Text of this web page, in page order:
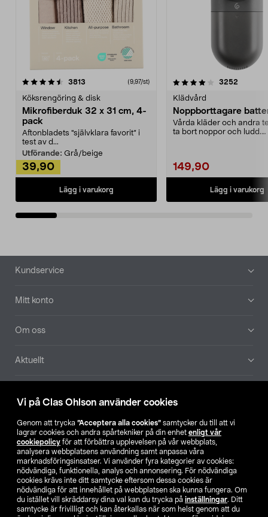
Vi på Clas Ohlson använder cookies
Genom att trycka ”Acceptera alla cookies” samtycker du till att vi
lagrar cookies och andra spårtekniker på din enhet enligt vår
cookiepolicy för att förbättra upplevelsen på vår webbplats,
analysera webbplatsens användning samt anpassa våra
marknadsföringsinsatser. Vi använder fyra kategorier av cookies:
nödvändiga, funktionella, analys och annonsering. För nödvändiga
cookies krävs inte ditt samtycke eftersom dessa cookies är
nödvändiga för att innehållet på webbplatsen ska kunna fungera. Om
du istället vill skräddarsy dina val kan du trycka på inställningar. Ditt
samtycke är frivilligt och kan återkallas när som helst genom att du
3813 (9,97/st)
Köksrengöring & disk
Mikrofiberduk 32 x 31 cm, 4-
pack
Aftonbladets "självklara favorit” i
test av d...
Utförande: Grå/beige
39,90
Lägg i varukorg
4.0av 5 stjärnor 3252
Klädvård
Noppborttagare
Vårda kläder och andra
ta bort noppor och ludd.
149,90
Lägg i varukorg
4.5av 5 stjärnor
Sidfot
Kundservice
Mitt konto
Om oss
Aktuellt
Hitta butik
SE NO FI